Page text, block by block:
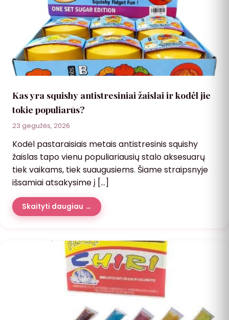
Kas yra squishy antistresiniai žaislai ir kodėl jie
tokie populiarūs?
23 gegužės, 2026
Kodėl pastaraisiais metais antistresinis squishy
žaislas tapo vienu populiariausių stalo aksesuarų
tiek vaikams, tiek suaugusiems. Šiame straipsnyje
išsamiai atsakysime į […]
Skaityti daugiau →